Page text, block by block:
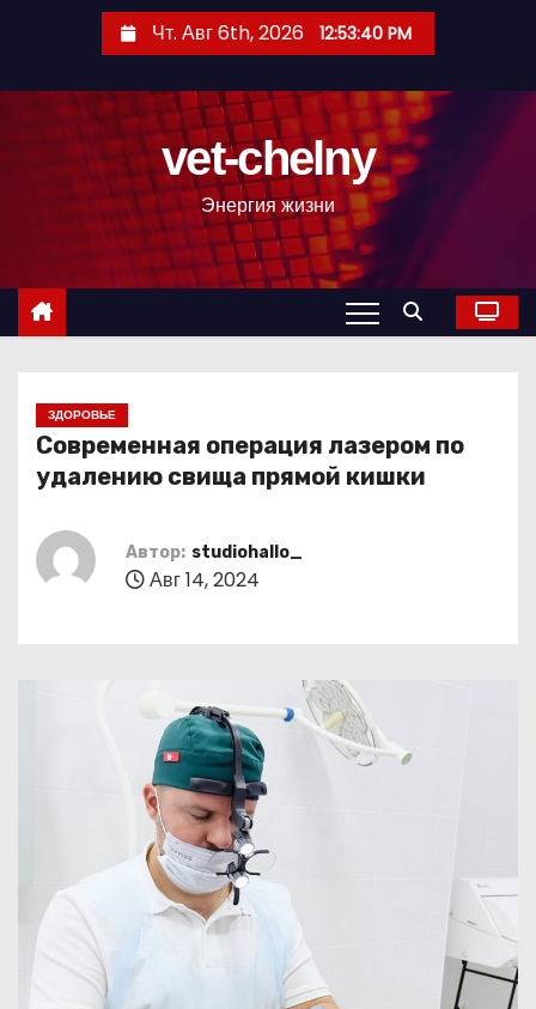
с
Чт. Авг 6th, 2026 12:53:41 PM
vet-chelny
Энергия жизни
ЗДОРОВЬЕ
Современная операция лазером по
удалению свища прямой кишки
Автор: studiohallo_
Авг 14, 2024